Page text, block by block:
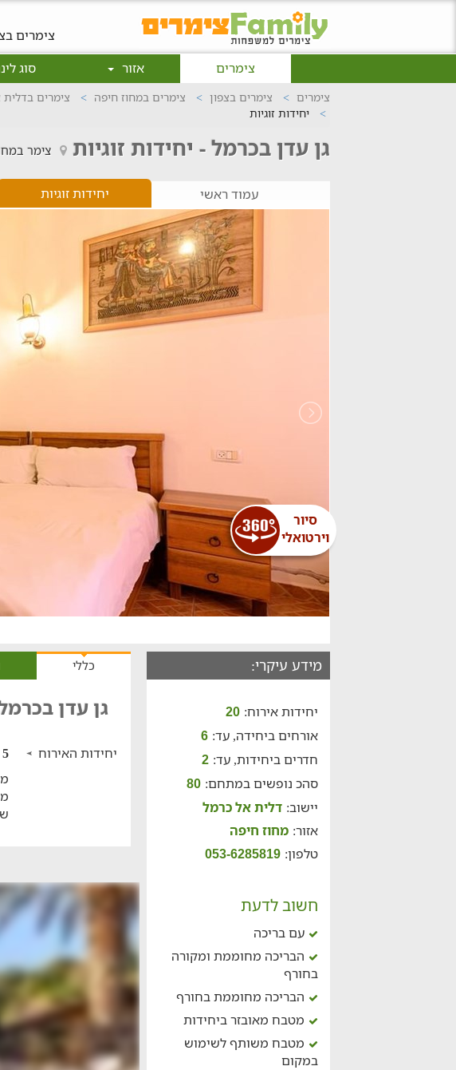
צימרים
צימרים
אזור סוג
צימרים צימרים בצפון צימרים במחוז חיפה צימרים
יחידות זוגיות
גן עדן בכרמל - יחידות זוגיות צימר
עמוד ראשי יחידות זוגיות
סיור
וירטואלי
מידע עיקרי:
יחידות אירוח: 20
אורחים ביחידה, עד: 6
חדרים ביחידות, עד: 2
סהכ נופשים במתחם: 80
יישוב: דלית אל כרמל
אזור: מחוז חיפה
טלפון: 053-6285819
חשוב לדעת
עם בריכה
הבריכה מחוממת ומקורה
בחורף
הבריכה מחוממת בחורף
מטבח מאובזר ביחידות
מטבח משותף לשימוש
במקום
כללי
גן עדן
יחידות האירוח
5 יחידות אירוח מפנקות ואינטימיות לזוגות הכוללות: